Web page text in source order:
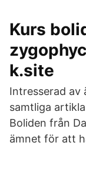
Kurs
k.site
Intresserad av
samtliga
Boliden från
ämnet för att